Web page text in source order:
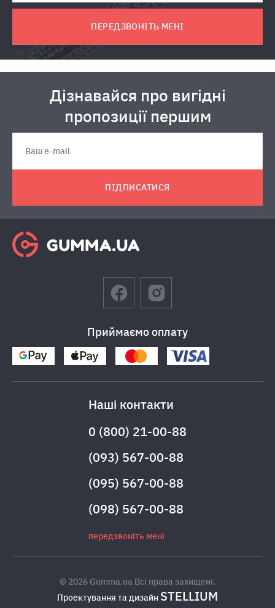
ПЕРЕДЗВОНІТЬ МЕНІ
Дізнавайся про вигідні
пропозиції першим
ПІДПИСАТИСЯ
Приймаємо оплату
Наші контакти
0 (800) 21-00-88
(093) 567-00-88
(095) 567-00-88
(098) 567-00-88
передзвоніть мені
© 2026 Gumma.ua Всі права захищені.
Проектування та дизайн STELLIUM